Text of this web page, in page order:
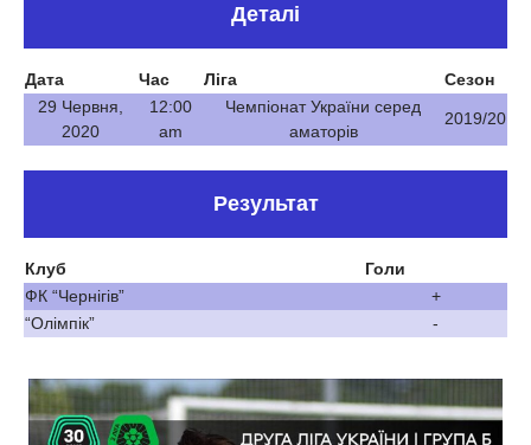
Деталі
Дата Час Ліга
Сезон
29 Червня,
2020
12:00
am
Чемпіонат України серед
аматорів
2019/20
Результат
Клуб
Голи
ФК “Чернігів”
+
“Олімпік”
-